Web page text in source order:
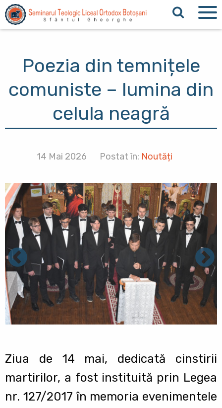
Sari la conținutul principal
Poezia din temnițele
comuniste – lumina din
celula neagră
14 Mai 2026 Postat în: Noutăți
Ziua de 14 mai, dedicată cinstirii
martirilor, a fost instituită prin Legea
nr. 127/2017 în memoria evenimentele